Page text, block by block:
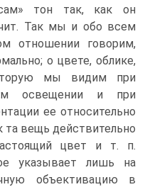
тон так, как он
Так мы и обо всем
отношении говорим,
о цвете, облике,
мы видим при
освещении и при
ее относительно
вещь действительно
цвет и т. п.
указывает лишь на
объективацию в